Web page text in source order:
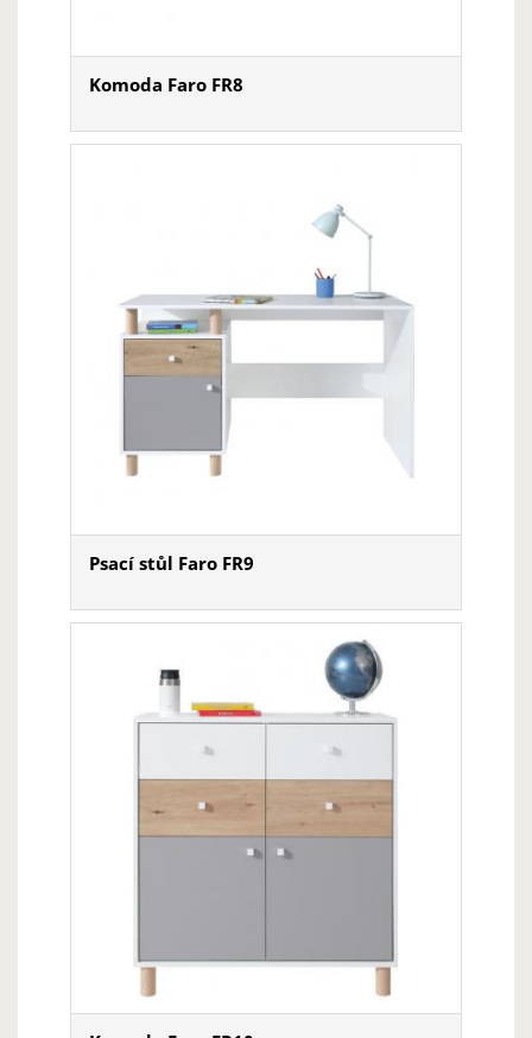
Komoda Faro FR8
Psací stůl Faro FR9